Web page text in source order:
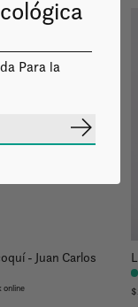
- Juan Carlos
online
Para la